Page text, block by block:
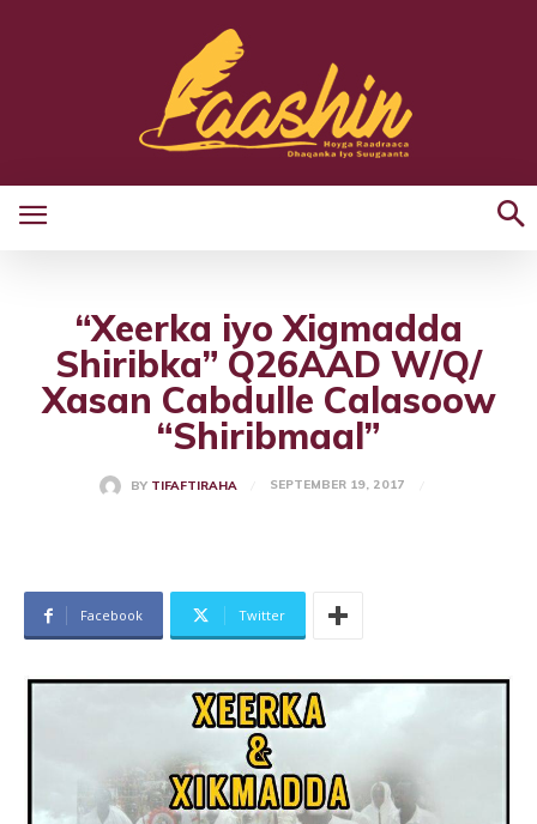
“Xeerka iyo Xigmadda
Shiribka” Q26AAD W/Q/
Xasan Cabdulle Calasoow
“Shiribmaal”
BY TIFAFTIRAHA SEPTEMBER 19, 2017
Facebook Twitter